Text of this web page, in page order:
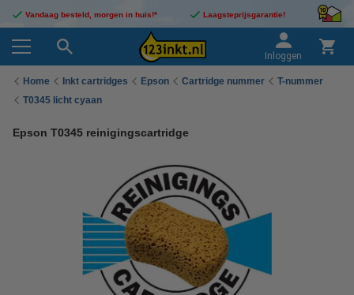
Vandaag besteld, morgen in huis!* Laagsteprijsgarantie!
Inloggen
Home Inkt cartridges Epson Cartridge nummer
T-nummer
T0345 licht cyaan
Epson T0345 reinigingscartridge